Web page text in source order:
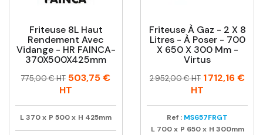
Friteuse 8L Haut
Rendement Avec
Vidange - HR FAINCA-
370X500X425mm
Prix
Prix
775,00 € HT 503,75 €
HT
L370x P 500x H 425mm
Friteuse À Gaz - 2 X 8
Litres - À Poser - 700
X 650 X 300 Mm -
Virtus
Prix
Prix
2 952,00 € HT 1 712,16 €
HT
Ref : MS657FRGT
L 700 x P 650 x H 300mm